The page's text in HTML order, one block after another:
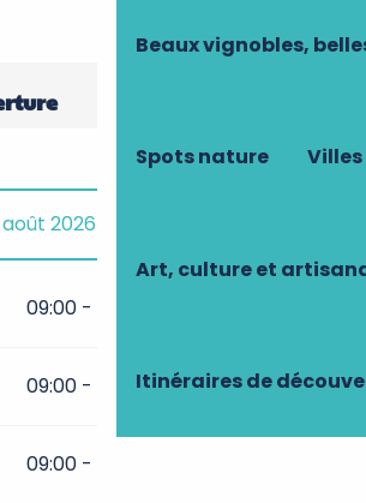
Beaux vignobles,
Spots nature
Art, culture et
Itinéraires de
2026
au20
2026
09:00 - 12:00
09:00 - 12:00 14:00 - 17:00
09:00 - 12:00